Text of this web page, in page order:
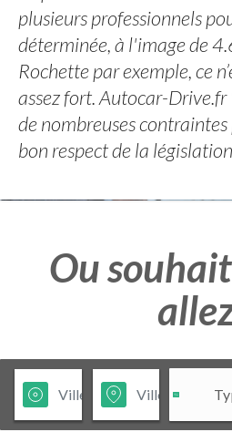
plusieurs professionnels
déterminée, à l'image de
Rochette par exemple, ce
assez fort. Autocar-
de nombreuses
bon respect de la
Ou